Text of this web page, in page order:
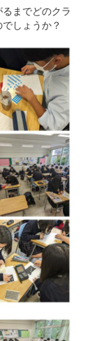
までどのクラ
しょうか？